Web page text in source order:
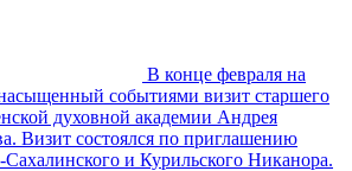
В конце февраля на
событиями визит старшего
духовной академии Андрея
Визит состоялся по приглашению
и Курильского Никанора.